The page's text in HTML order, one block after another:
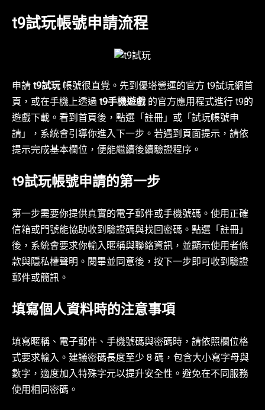
t9試玩帳號申請流程
申請t9試玩帳號很直覺。先到優塔營運的官方 t9試玩網首
頁，或在手機上透過t9手機遊戲 的官方應用程式進行 t9的
遊戲下載。看到首頁後，點選「註冊」或「試玩帳號申
請」，系統會引導你進入下一步。若遇到頁面提示，請依
提示完成基本欄位，便能繼續後續驗證程序。
t9試玩帳號申請的第一步
第一步需要你提供真實的電子郵件或手機號碼。使用正確
信箱或門號能協助收到驗證碼與找回密碼。點選「註冊」
後，系統會要求你輸入暱稱與聯絡資訊，並顯示使用者條
款與隱私權聲明。閱畢並同意後，按下一步即可收到驗證
郵件或簡訊。
填寫個人資料時的注意事項
填寫暱稱、電子郵件、手機號碼與密碼時，請依照欄位格
式要求輸入。建議密碼長度至少 8 碼，包含大小寫字母與
數字，適度加入特殊字元以提升安全性。避免在不同服務
使用相同密碼。